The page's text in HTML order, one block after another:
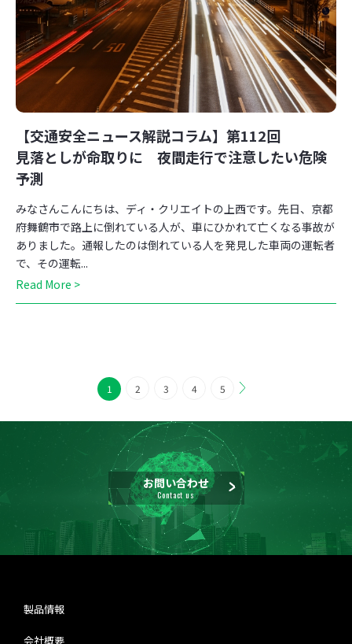
【交通安全ニュース解説コラム】第112回
見落としが命取りに 夜間走行で注意したい危険
予測
みなさんこんにちは、ディ・クリエイトの上西です。先日、京都
府舞鶴市で路上に倒れている人が、車にひかれて亡くなる事故が
ありました。通報したのは倒れている人を発見した車両の運転者
で、その運転...
Read More >
1 2 3 4 5
お問い合わせ
Contact us
製品情報
会社概要